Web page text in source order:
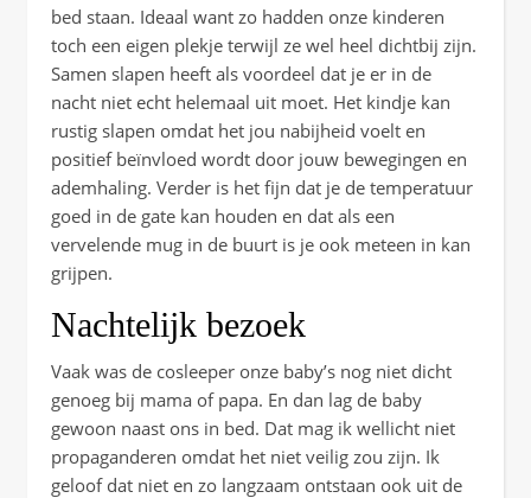
bed staan. Ideaal want zo hadden onze kinderen
toch een eigen plekje terwijl ze wel heel dichtbij zijn.
Samen slapen heeft als voordeel dat je er in de
nacht niet echt helemaal uit moet. Het kindje kan
rustig slapen omdat het jou nabijheid voelt en
positief beïnvloed wordt door jouw bewegingen en
ademhaling. Verder is het fijn dat je de temperatuur
goed in de gate kan houden en dat als een
vervelende mug in de buurt is je ook meteen in kan
grijpen.
Nachtelijk bezoek
Vaak was de cosleeper onze baby’s nog niet dicht
genoeg bij mama of papa. En dan lag de baby
gewoon naast ons in bed. Dat mag ik wellicht niet
propaganderen omdat het niet veilig zou zijn. Ik
geloof dat niet en zo langzaam ontstaan ook uit de